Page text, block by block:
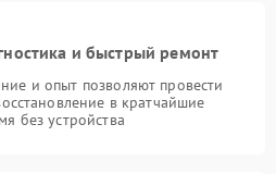
и быстрый ремонт
и опыт позволяют провести
в кратчайшие
без устройства